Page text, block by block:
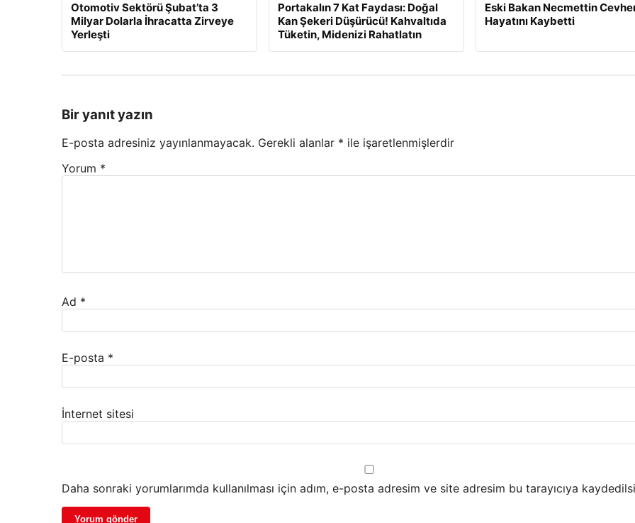
Otomotiv Sektörü Şubat’ta 3
Milyar Dolarla İhracatta Zirveye
Yerleşti
Portakalın 7 Kat Faydası: Doğal
Kan Şekeri Düşürücü! Kahvaltıda
Tüketin, Midenizi Rahatlatın
Eski Bakan Necmettin
Hayatını Kaybetti
Bir yanıt yazın
E-posta adresiniz yayınlanmayacak. Gerekli alanlar * ile işaretlenmişlerdir
Yorum *
Ad *
E-posta *
İnternet sitesi
Daha sonraki yorumlarımda kullanılması için adım, e-posta adresim ve site adresim bu tarayıcıya